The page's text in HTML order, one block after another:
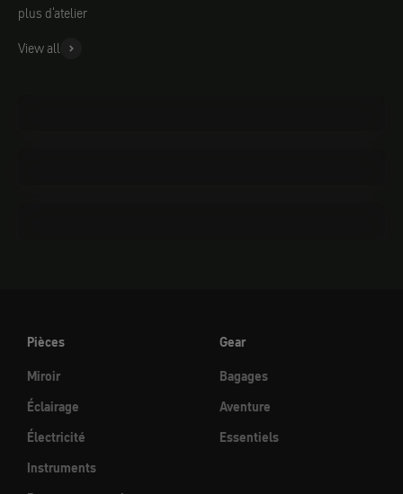
plus d'atelier
View all
Pièces
Miroir
Éclairage
Électricité
Instruments
Gear
Bagages
Aventure
Essentiels